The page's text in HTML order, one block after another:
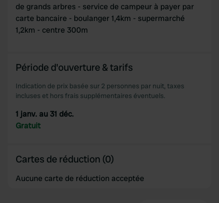
de grands arbres - service de campeur à payer par
carte bancaire - boulanger 1,4km - supermarché
1,2km - centre 300m
Période d'ouverture & tarifs
Indication de prix basée sur 2 personnes par nuit, taxes
incluses et hors frais supplémentaires éventuels.
1 janv. au 31 déc.
Gratuit
Cartes de réduction (0)
Aucune carte de réduction acceptée